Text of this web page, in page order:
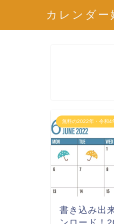
カレンダー
無料の2022年・令和4
書き込み出